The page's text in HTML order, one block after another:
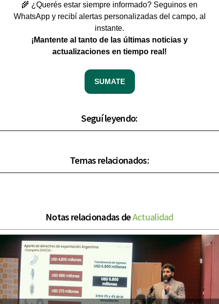
🌾 ¿Querés estar siempre informado? Seguinos en
WhatsApp y recibí alertas personalizadas del campo, al
instante.
¡Mantente al tanto de las últimas noticias y
actualizaciones en tiempo real!
SUMATE
Seguí leyendo:
Temas relacionados:
Notas relacionadas deActualidad